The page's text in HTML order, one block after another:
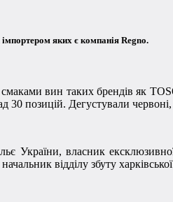
імпортером яких є компанія Regno.
вин таких брендів як
позицій. Дегустували червоні,
України, власник
відділу збуту харківської